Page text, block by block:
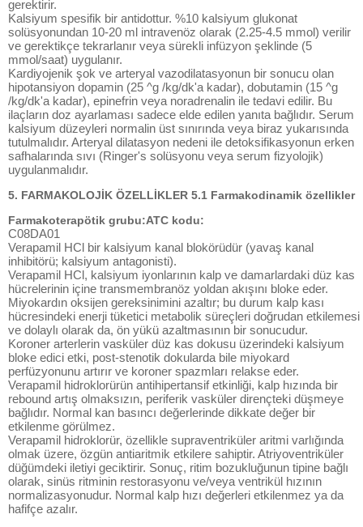
gerektirir.
Kalsiyum spesifik bir antidottur. %10 kalsiyum glukonat
solüsyonundan 10-20 ml intravenöz olarak (2.25-4.5 mmol) verilir
ve gerektikçe tekrarlanır veya sürekli infüzyon şeklinde (5
mmol/saat) uygulanır.
Kardiyojenik şok ve arteryal vazodilatasyonun bir sonucu olan
hipotansiyon dopamin (25 ^g /kg/dk'a kadar), dobutamin (15 ^g
/kg/dk'a kadar), epinefrin veya noradrenalin ile tedavi edilir. Bu
ilaçların doz ayarlaması sadece elde edilen yanıta bağlıdır. Serum
kalsiyum düzeyleri normalin üst sınırında veya biraz yukarısında
tutulmalıdır. Arteryal dilatasyon nedeni ile detoksifikasyonun erken
safhalarında sıvı (Ringer's solüsyonu veya serum fizyolojik)
uygulanmalıdır.
5. FARMAKOLOJİK ÖZELLİKLER 5.1 Farmakodinamik özellikler
Farmakoterapötik grubu:ATC kodu:
C08DA01
Verapamil HCl bir kalsiyum kanal blokörüdür (yavaş kanal
inhibitörü; kalsiyum antagonisti).
Verapamil HCl, kalsiyum iyonlarının kalp ve damarlardaki düz kas
hücrelerinin içine transmembranöz yoldan akışını bloke eder.
Miyokardın oksijen gereksinimini azaltır; bu durum kalp kası
hücresindeki enerji tüketici metabolik süreçleri doğrudan etkilemesi
ve dolaylı olarak da, ön yükü azaltmasının bir sonucudur.
Koroner arterlerin vasküler düz kas dokusu üzerindeki kalsiyum
bloke edici etki, post-stenotik dokularda bile miyokard
perfüzyonunu artırır ve koroner spazmları relakse eder.
Verapamil hidroklorürün antihipertansif etkinliği, kalp hızında bir
rebound artış olmaksızın, periferik vasküler dirençteki düşmeye
bağlıdır. Normal kan basıncı değerlerinde dikkate değer bir
etkilenme görülmez.
Verapamil hidroklorür, özellikle supraventriküler aritmi varlığında
olmak üzere, özgün antiaritmik etkilere sahiptir. Atriyoventriküler
düğümdeki iletiyi geciktirir. Sonuç, ritim bozukluğunun tipine bağlı
olarak, sinüs ritminin restorasyonu ve/veya ventrikül hızının
normalizasyonudur. Normal kalp hızı değerleri etkilenmez ya da
hafifçe azalır.